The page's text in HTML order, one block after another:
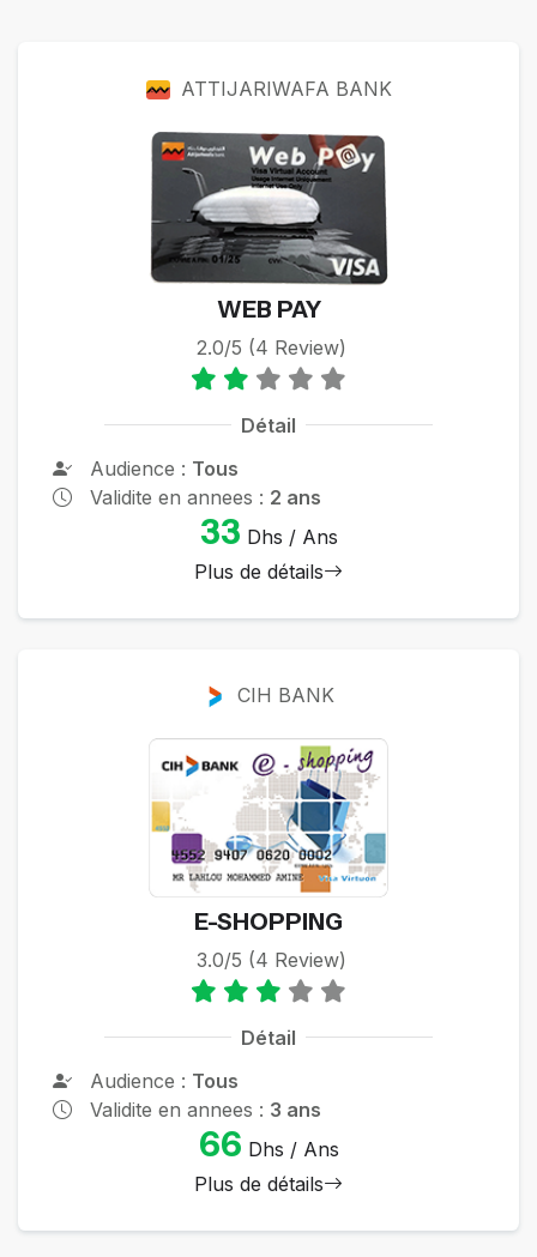
ATTIJARIWAFA BANK
WEB PAY
2.0/5 (4 Review)
Détail
Audience : Tous
Validite en annees : 2 ans
33 Dhs / Ans
Plus de détails
CIH BANK
E-SHOPPING
3.0/5 (4 Review)
Détail
Audience : Tous
Validite en annees : 3 ans
66 Dhs / Ans
Plus de détails